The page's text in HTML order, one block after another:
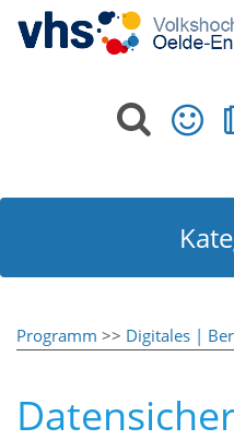
Programm >> Digitales |